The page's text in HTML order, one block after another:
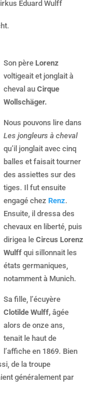
Eduard Wulff
Son pèreLorenz
voltigeait et jonglait à
cheval au Cirque
Wollschäger.
Nous pouvons lire dans
Les jongleurs à cheval
qu’il jonglait avec cinq
balles et faisait tourner
des assiettes sur des
tiges. Il fut ensuite
engagé chez Renz.
Ensuite, il dressa des
chevaux en liberté, puis
dirigea le Circus Lorenz
Wulffqui sillonnait les
états germaniques,
notamment à Munich.
Sa fille, l’écuyère
Clotilde Wulff, âgée
alors de onze ans,
tenait le haut de
l’affiche en 1869. Bien
de la troupe
généralement par